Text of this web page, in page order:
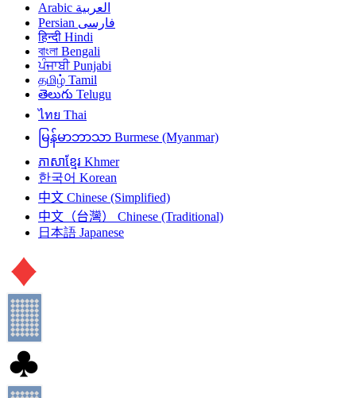
العربية Arabic
فارسی Persian
हिन्दी Hindi
বাংলা Bengali
ਪੰਜਾਬੀ Punjabi
தமிழ் Tamil
తెలుగు Telugu
ไทย Thai
မြန်မာဘာသာ Burmese (Myanmar)
ភាសាខ្មែរ Khmer
한국어 Korean
中文 Chinese (Simplified)
中文（台灣）
Chinese (Traditional)
日本語 Japanese